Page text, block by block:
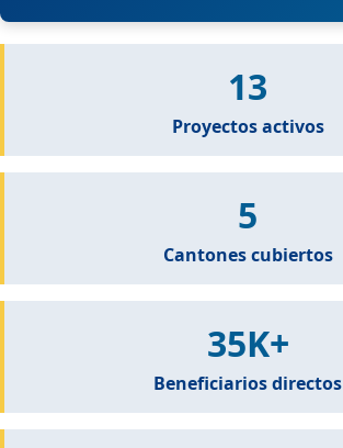
13
Proyectos activos
5
Cantones cubiertos
35K+
Beneficiarios directos